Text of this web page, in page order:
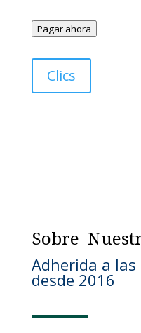
Pagar ahora
Clics
Sobre
Adherida a
desde 2016